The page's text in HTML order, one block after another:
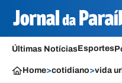
Últimas NotíciasEsportes
Home>cotidiano>vida